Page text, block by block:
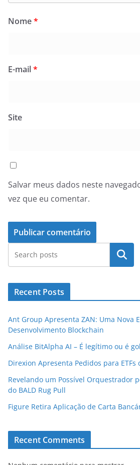
Nome*
E-mail*
Site
Salvar meus dados neste
vez que eu comentar.
Pesquisar
Recent Posts
Ant Group Apresenta ZAN: Uma Nova
Desenvolvimento Blockchain
Análise BitAlpha AI – É legítimo ou é
Direxion Apresenta Pedidos para
Revelando um Possível Orquestrador
do BALD Rug Pull
Figure Retira Aplicação de Carta
Recent Comments